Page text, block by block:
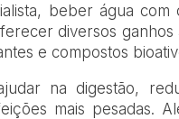
beber água com
diversos
e compostos
na digestão,
mais pesadas.